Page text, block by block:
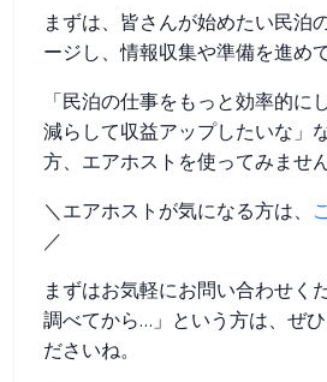
まずは、皆さんが始めたい民泊
ージし、情報収集や準備を進め
「民泊の仕事をもっと効率的に
減らして収益アップしたいな」
方、エアホストを使ってみませ
＼エアホストが気になる方は、
／
まずはお気軽にお問い合わせく
調べてから…」という方は、ぜ
ださいね。